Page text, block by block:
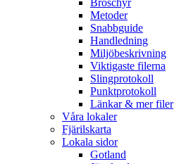
Metoder
Snabbguide
Handledning
Miljöbeskrivning
Viktigaste filerna
Slingprotokoll
Punktprotokoll
Länkar & mer filer
Våra lokaler
Fjärilskarta
Lokala sidor
Gotland